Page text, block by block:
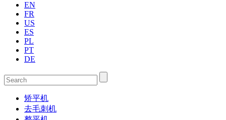
EN
FR
US
ES
PL
PT
DE
矫平机
去毛刺机